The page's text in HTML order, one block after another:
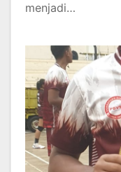
menjadi…